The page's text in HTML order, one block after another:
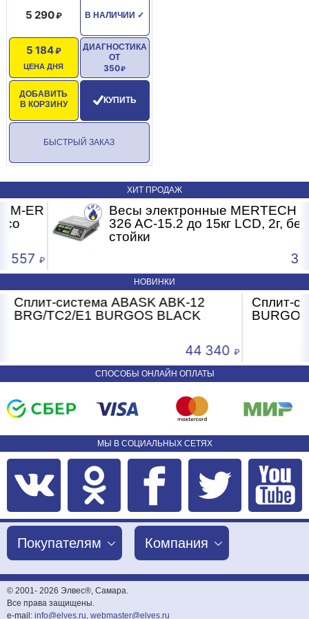
В НАЛИЧИИ ✓
5 290
ЦЕНА ДНЯ
5 184
ДОБАВИТЬ
В КОРЗИНУ
ДИАГНОСТИКА
ОТ
350
КУПИТЬ
БЫСТРЫЙ ЗАКАЗ
ХИТ ПРОДАЖ
Весы электронные MERTECH M-ER
326 AC-15.2 до 15кг LCD, 2г, без
стойки
НОВИНКИ
Сплит-система ABASK ABK-07
BRG/TC2/E1 BURGOS BLACK
СПОСОБЫ ОНЛАЙН ОПЛАТЫ
МЫ В СОЦИАЛЬНЫХ СЕТЯХ
Покупателям Компания
© 2001- 2026 Элвес®, Самара.
Все права защищены.
e-mail: info@elves.ru, webmaster@elves.ru